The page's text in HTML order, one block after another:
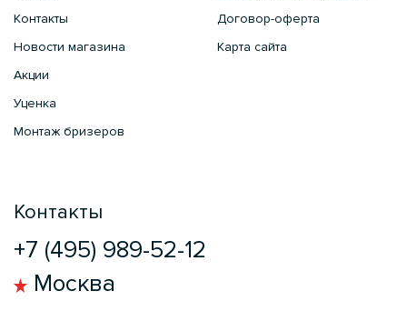
Контакты
Новости магазина
Акции
Уценка
Монтаж бризеров
Договор-оферта
Карта сайта
Контакты
+7 (495) 989-52-12
Москва